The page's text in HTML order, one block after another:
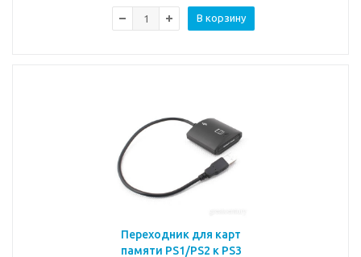
В корзину
Переходник для карт
памяти PS1/PS2 к PS3